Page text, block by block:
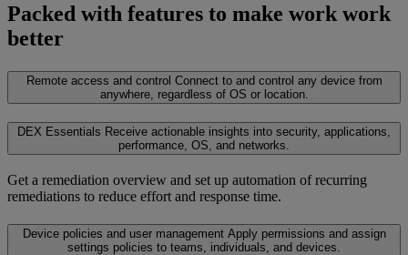
Packed with features to make work work
better
Remote access and control Connect to and control any device from
anywhere, regardless of OS or location.
DEX Essentials Receive actionable insights into security, applications,
performance, OS, and networks.
Get a remediation overview and set up automation of recurring
remediations to reduce effort and response time.
Device policies and user management Apply permissions and assign
settings policies to teams, individuals, and devices.